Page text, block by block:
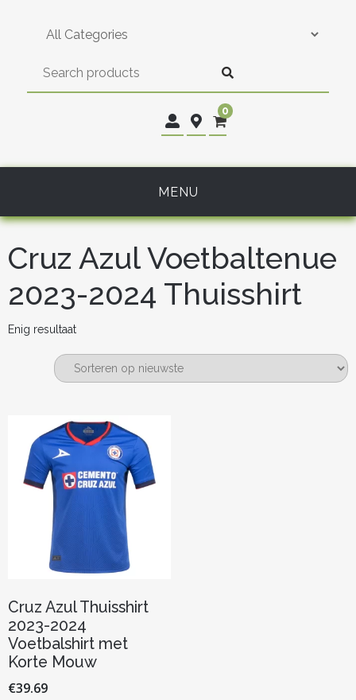
0
MENU
Cruz Azul Voetbaltenue
2023-2024 Thuisshirt
Enig resultaat
Cruz Azul Thuisshirt
2023-2024
Voetbalshirt met
Korte Mouw
€39.69